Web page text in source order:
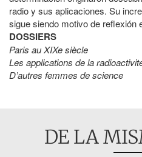
radio y sus aplicaciones. Su
sigue siendo motivo de reflexión
DOSSIERS
Paris au XIXe siècle
Les applications de la
D’autres femmes de science
DE LA